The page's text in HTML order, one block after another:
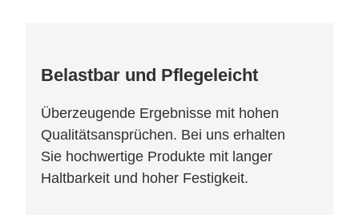
Belastbar und Pflegeleicht
Überzeugende Ergebnisse mit hohen
Qualitätsansprüchen. Bei uns erhalten
Sie hochwertige Produkte mit langer
Haltbarkeit und hoher Festigkeit.